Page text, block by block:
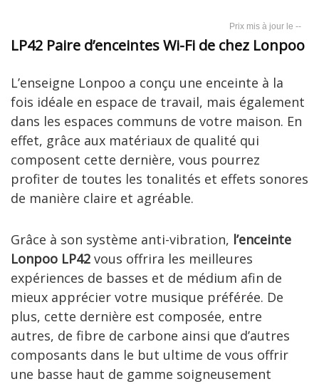
--
LP42 Paire d’enceintes Wi-Fi de chez Lonpoo
L’enseigne Lonpoo a conçu une enceinte à la
fois idéale en espace de travail, mais également
dans les espaces communs de votre maison. En
effet, grâce aux matériaux de qualité qui
composent cette dernière, vous pourrez
profiter de toutes les tonalités et effets sonores
de manière claire et agréable.
Grâce à son système anti-vibration, l’enceinte
Lonpoo LP42 vous offrira les meilleures
expériences de basses et de médium afin de
mieux apprécier votre musique préférée. De
plus, cette dernière est composée, entre
autres, de fibre de carbone ainsi que d’autres
composants dans le but ultime de vous offrir
une basse haut de gamme soigneusement